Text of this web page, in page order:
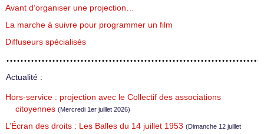
Avant d’organiser une projection…
La marche à suivre pour programmer un film
Diffuseurs spécialisés
Actualité :
Hors-service : projection avec le Collectif des associations
citoyennes (Mercredi 1er juillet 2026)
L’Écran des droits : Les Balles du 14 juillet 1953 (Dimanche 12 juillet